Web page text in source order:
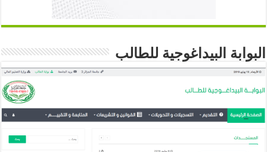
البوابة البيداغوجية للطالب